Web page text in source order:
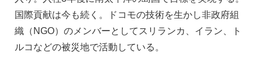
国際貢献は今も続く。ドコモの技術を生かし非政府組
織（NGO）のメンバーとしてスリランカ、イラン、ト
ルコなどの被災地で活動している。